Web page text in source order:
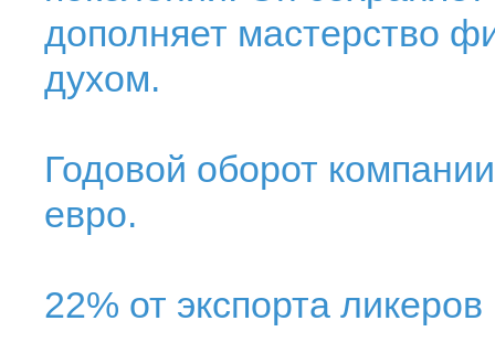
дополняет мастерство
духом.
Годовой оборот
евро.
22% от экспорта